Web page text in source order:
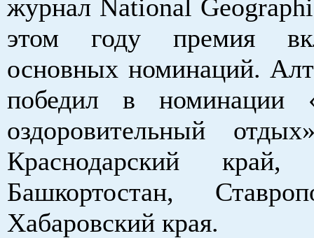
журнал National
этом году премия
основных номинаций.
победил в номинации
оздоровительный
Краснодарский край,
Башкортостан,
Хабаровский края.